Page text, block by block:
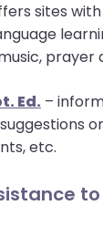
sites
prayer
Ed. –
etc.
to